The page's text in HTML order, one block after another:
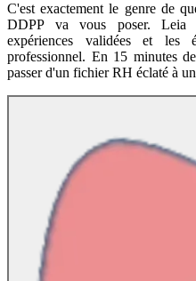
C'est exactement le genre de
DDPP va vous poser. Leia
expériences validées et les
professionnel. En 15 minutes
passer d'un fichier RH éclaté à